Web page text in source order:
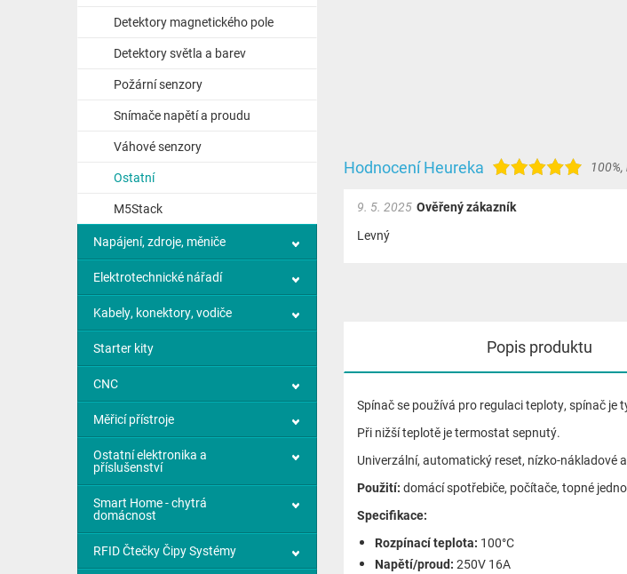
Hodnocení Heureka 100%,
Ověřený zákazník
9. 5. 2025
Levný
Popis produktu
Spínač se používá pro regulaci teploty, spínač je
Při nižší teplotě je termostat sepnutý.
Univerzální, automatický reset, nízko-nákladové
Použití: domácí spotřebiče, počítače, topné
Specifikace:
Rozpínacíteplota: 100°C
Napětí/proud: 250V 16A
Detektory magnetického pole
Detektory světla a barev
Požární senzory
Snímače napětí a proudu
Váhové senzory
Ostatní
M5Stack
Napájení, zdroje, měniče
Elektrotechnické nářadí
Kabely, konektory, vodiče
Starter kity
CNC
Měřicí přístroje
Ostatní elektronika a
příslušenství
Smart Home - chytrá
domácnost
RFID Čtečky Čipy Systémy